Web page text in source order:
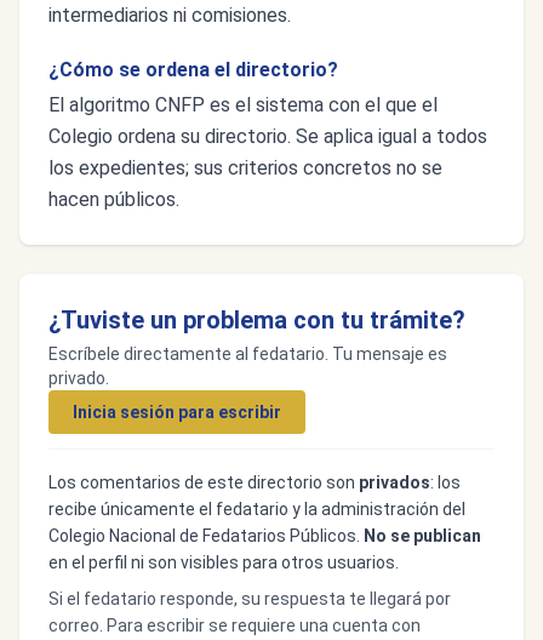
intermediarios ni comisiones.
¿Cómo se ordena el directorio?
El algoritmo CNFP es el sistema con el que el
Colegio ordena su directorio. Se aplica igual a todos
los expedientes; sus criterios concretos no se
hacen públicos.
¿Tuviste un problema con tu trámite?
Escríbele directamente al fedatario. Tu mensaje es
privado.
Inicia sesión para escribir
Los comentarios de este directorio son privados: los
recibe únicamente el fedatario y la administración del
Colegio Nacional de Fedatarios Públicos.
No se publican
en el perfil ni son visibles para otros usuarios.
Si el fedatario responde, su respuesta te llegará por
correo. Para escribir se requiere una cuenta con